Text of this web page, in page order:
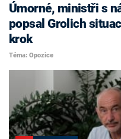
Úmorné, ministři s
popsal Grolich
krok
Téma: Opozice